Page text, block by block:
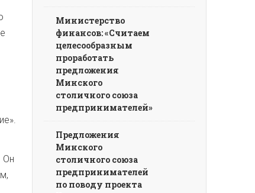
Он
Министерство
финансов: «Считаем
целесообразным
проработать
предложения
Минского
столичного союза
предпринимателей»
Предложения
Минского
столичного союза
предпринимателей
по поводу проекта